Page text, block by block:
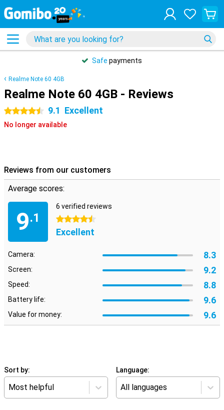
Safe payments
Realme Note 60 4GB
Realme Note 60 4GB - Reviews
4.5 stars 9.1 Excellent
No longer available
Reviews from our customers
Average scores:
9.1
6 verified reviews
4.5 stars
Excellent
Camera: 8.3
Screen: 9.2
Speed: 8.8
Battery life: 9.6
Value for money: 9.6
Sort by:
Most helpful
Language:
All languages